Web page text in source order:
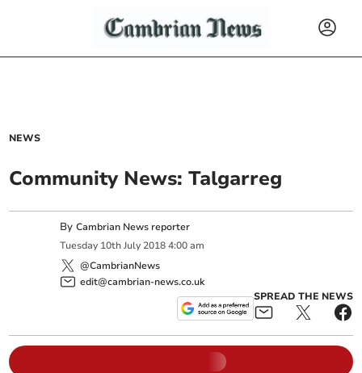
NEWS
Community News: Talgarreg
ByCambrian News reporter
Tuesday 10th July 2018 4:00 am
@CambrianNews
edit@cambrian-news.co.uk
SPREAD THE NEWS